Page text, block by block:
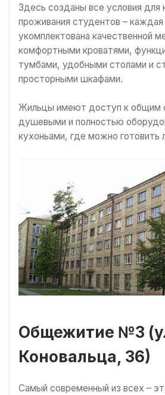
Здесь созданы все условия для
проживания студентов – каждая
укомплектована качественной
комфортными кроватями,
тумбами, удобными столами и
просторными шкафами.
Жильцы имеют доступ к общим
душевыми и полностью
кухоньами, где можно
Общежитие №3
Коновальца, 36)
Самый современный из всех –